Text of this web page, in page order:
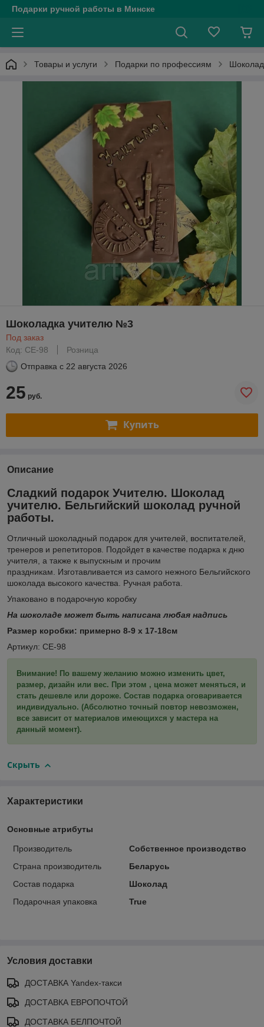
Подарки ручной работы в Минске
Товары и услуги Подарки по профессиям
Шоколадка учителю №3
Под заказ
Код: СЕ-98
Розница
Отправка с 22 августа 2026
25 руб.
Купить
Описание
Сладкий подарок Учителю. Шоколад
учителю. Бельгийский шоколад ручной
работы.
Отличный шоколадный подарок для учителей, воспитателей,
тренеров и репетиторов. Подойдет в качестве подарка к дню
учителя, а также к выпускным и прочим
праздникам. Изготавливается из самого нежного Бельгийского
шоколада высокого качества. Ручная работа.
Упаковано в подарочную коробку
На шоколаде может быть написана любая надпись
Размер коробки: примерно 8-9 х 17-18см
Артикул: СЕ-98
Внимание! По вашему желанию можно изменить цвет,
размер, дизайн или вес. При этом , цена может меняться, и
стать дешевле или дороже. Состав подарка оговаривается
индивидуально. (Абсолютно точный повтор невозможен,
все зависит от материалов имеющихся у мастера на
данный момент).
Скрыть
Характеристики
Основные атрибуты
Производитель
Собственное производство
Страна производитель
Беларусь
Состав подарка
Шоколад
Подарочная упаковка
True
Условия доставки
ДОСТАВКА Yandex-такси
ДОСТАВКА ЕВРОПОЧТОЙ
ДОСТАВКА БЕЛПОЧТОЙ